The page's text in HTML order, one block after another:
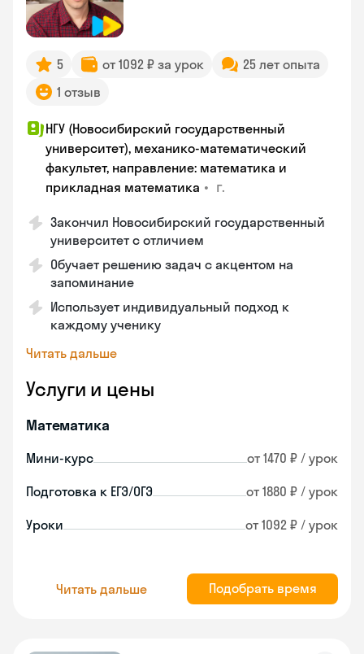
5 от 1092 ₽ за урок
25 лет опыта
1 отзыв
НГУ (Новосибирский государственный
университет), механико-математический
факультет, направление: математика и
прикладная математика • г.
Закончил Новосибирский государственный
университет с отличием
Обучает решению задач с акцентом на
запоминание
Использует индивидуальный подход к
каждому ученику
Читать дальше
Услуги и цены
Математика
Мини-курс от 1470 ₽ / урок
Подготовка к ЕГЭ/ОГЭ от 1880 ₽ / урок
Уроки от 1092 ₽ / урок
Читать дальше Подобрать время